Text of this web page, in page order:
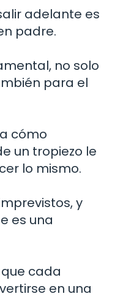
adelante es
padre.
no solo
para el
cómo
un tropiezo le
lo mismo.
y
es una
cada
en una